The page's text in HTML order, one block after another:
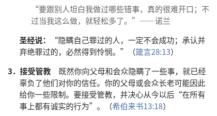
“要跟别人坦白我做过哪些错事，真的很难开口；不
过当我这么做，就轻松多了。”——诺兰
圣经说：
“隐瞒自己罪过的人，一定不会成功；承认并
弃绝罪过的，必然得到怜悯。”（箴言28:13）
3． 接受管教 既然你向父母和会众隐瞒了一些事，就已经
辜负了他们对你的信任。你的父母或会众长老可能因此
给你一些限制。要接受管教，并决心从今以后“在所有
事上都有诚实的行为”。（希伯来书13:18）